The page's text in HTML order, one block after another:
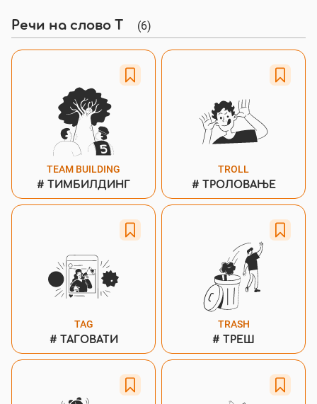
Речи на слово Т (6)
TEAM BUILDING
# ТИМБИЛДИНГ
TROLL
# ТРОЛОВАЊЕ
TAG
# ТАГОВАТИ
TRASH
# ТРЕШ